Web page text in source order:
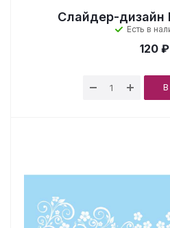
Слайдер-дизайн
Есть в
120 ₽
В